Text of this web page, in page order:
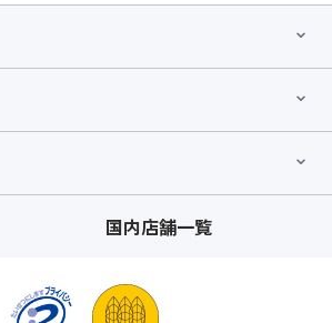
国内店舗一覧